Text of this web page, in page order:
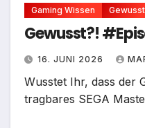
Gaming Wissen
Gewusst?!
16. JUNI 2026
Wusstet Ihr, dass der
tragbares SEGA